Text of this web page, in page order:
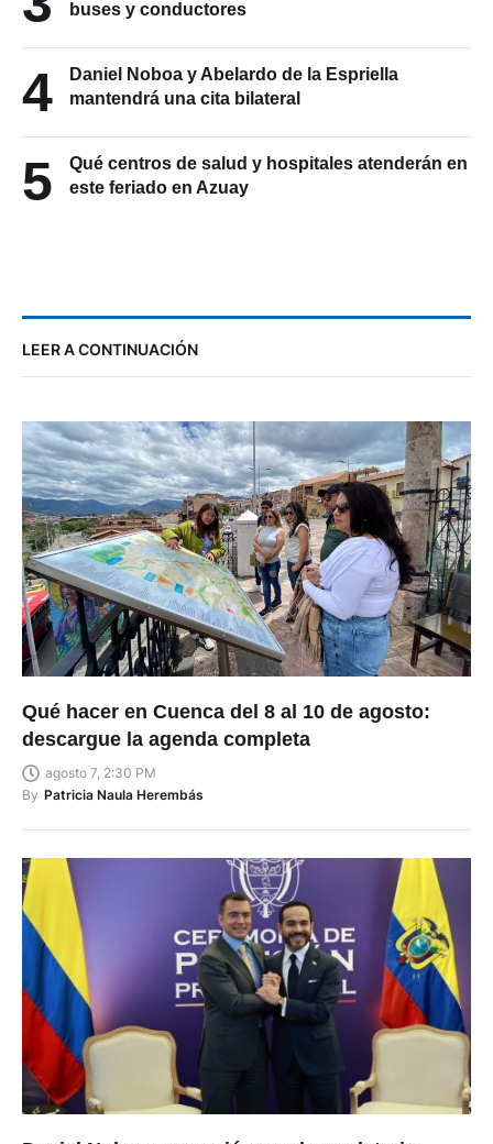
buses y conductores
4
Daniel Noboa y Abelardo de la Espriella
mantendrá una cita bilateral
5
Qué centros de salud y hospitales atenderán en
este feriado en Azuay
LEER A CONTINUACIÓN
Qué hacer en Cuenca del 8 al 10 de agosto:
descargue la agenda completa
agosto 7, 2:30 PM
By Patricia Naula Herembás